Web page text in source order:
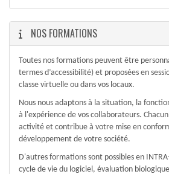
NOS FORMATIONS
Toutes nos formations peuvent être
termes d’accessibilité) et proposées en
classe virtuelle ou dans vos locaux.
Nous nous adaptons à la situation, la
à l'expérience de vos collaborateurs.
activité et contribue à votre mise en
développement de votre société.
D'autres formations sont possibles en
cycle de vie du logiciel, évaluation